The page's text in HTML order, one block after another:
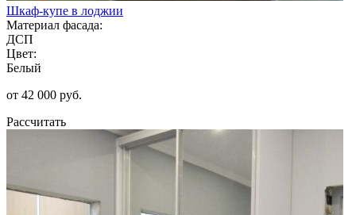
Шкаф-купе в лоджии
Материал фасада:
ДСП
Цвет:
Белый
от 42 000 руб.
Рассчитать